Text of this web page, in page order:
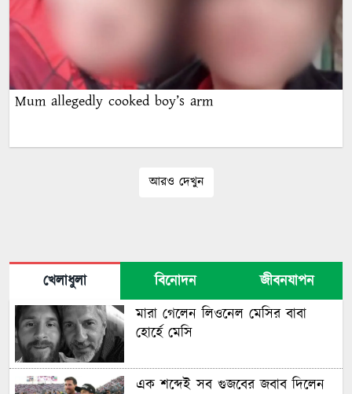
Mum allegedly cooked boy’s arm
আরও দেখুন
খেলাধুলা বিনোদন
জীবনযাপন
মারা গেলেন লিওনেল মেসির বাবা
হোর্হে মেসি
এক শব্দেই সব গুজবের জবাব দিলেন